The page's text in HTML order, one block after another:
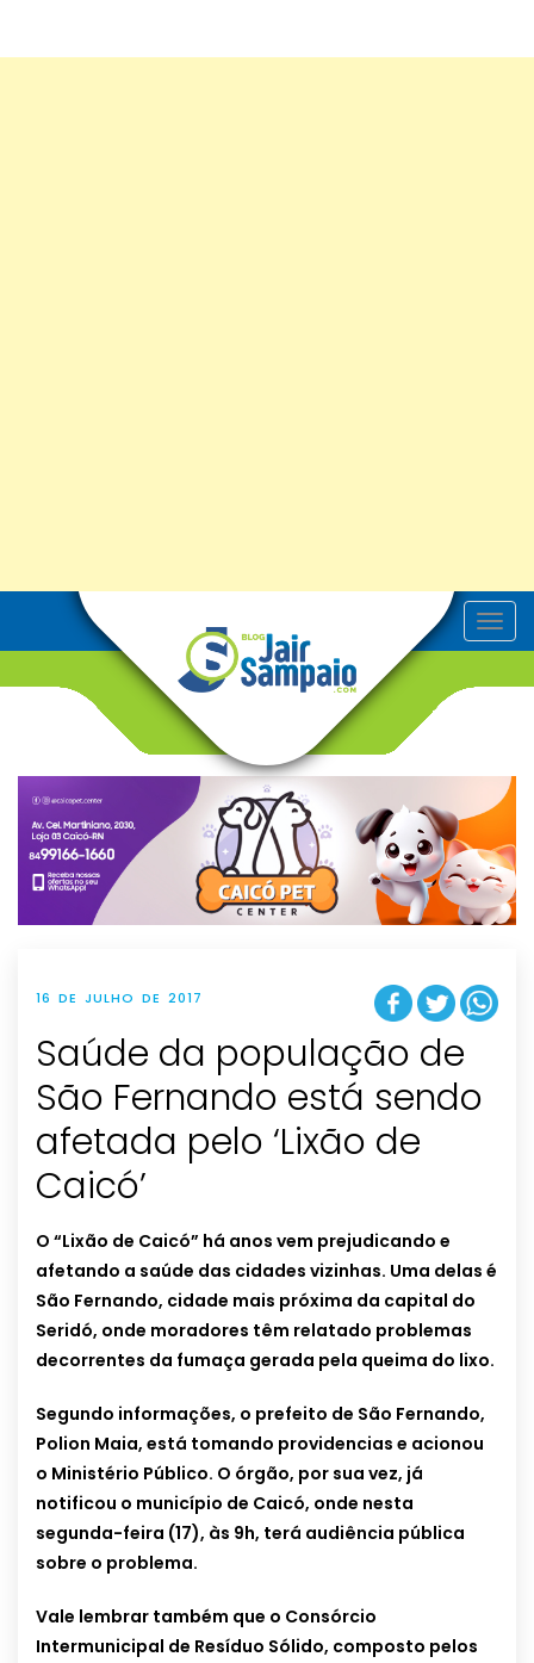
T
o
v
g
t
i
o
n
16 DE JULHO DE 2017
Saúde da população de
São Fernando está sendo
afetada pelo ‘Lixão de
Caicó’
O “Lixão de Caicó” há anos vem prejudicando e
afetando a saúde das cidades vizinhas. Uma delas é
São Fernando, cidade mais próxima da capital do
Seridó, onde moradores têm relatado problemas
decorrentes da fumaça gerada pela queima do lixo.
Segundo informações, o prefeito de São Fernando,
Polion Maia, está tomando providencias e acionou
o Ministério Público. O órgão, por sua vez, já
notificou o município de Caicó, onde nesta
segunda-feira (17), às 9h, terá audiência pública
sobre o problema.
Vale lembrar também que o Consórcio
Intermunicipal de Resíduo Sólido, composto pelos